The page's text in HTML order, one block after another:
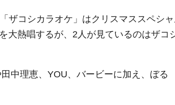
ザコシカラオケ」はクリスマススペシ
大熱唱するが、2人が見ているのはザコ
中理恵、YOU、バービーに加え、ぼる